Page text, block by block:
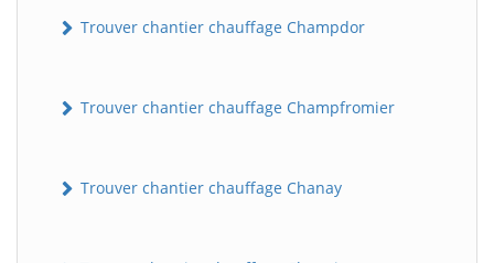
Trouver chantier chauffage Champdor
Trouver chantier chauffage Champfromier
Trouver chantier chauffage Chanay